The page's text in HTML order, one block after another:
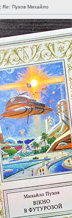
Re: Пухов Михайло